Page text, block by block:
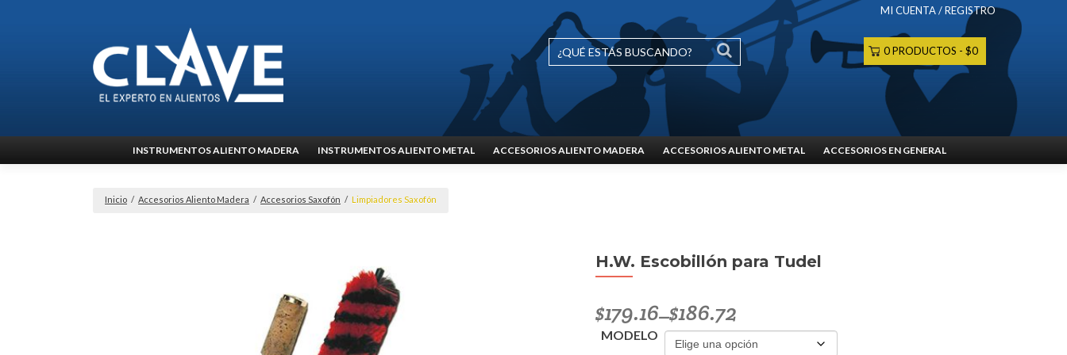
MI CUENTA / REGISTRO
0 PRODUCTOS $0
al
INSTRUMENTOS ALIENTO MADERA INSTRUMENTOS ALIENTO METAL ACCESORIOS ALIENTO MADERA ACCESORIOS ALIENTO METAL ACCESORIOS EN GENERAL
Inicio / Accesorios Aliento Madera / Accesorios Saxofón / Limpiadores Saxofón
H.W. Escobillón para Tudel
$179.16–$186.72
MODELO